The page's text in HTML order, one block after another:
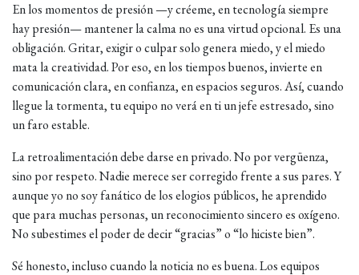
En los momentos de presión —y créeme, en tecnología siempre
hay presión— mantener la calma no es una virtud opcional. Es una
obligación. Gritar, exigir o culpar solo genera miedo, y el miedo
mata la creatividad. Por eso, en los tiempos buenos, invierte en
comunicación clara, en confianza, en espacios seguros. Así, cuando
llegue la tormenta, tu equipo no verá en ti un jefe estresado, sino
un faro estable.
La retroalimentación debe darse en privado. No por vergüenza,
sino por respeto. Nadie merece ser corregido frente a sus pares. Y
aunque yo no soy fanático de los elogios públicos, he aprendido
que para muchas personas, un reconocimiento sincero es oxígeno.
No subestimes el poder de decir “gracias” o “lo hiciste bien”.
Sé honesto, incluso cuando la noticia no es buena. Los equipos